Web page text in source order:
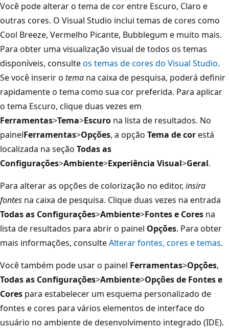
Você pode alterar o tema de cor entre Escuro, Claro e
outras cores. O Visual Studio inclui temas de cores como
Cool Breeze, Vermelho Picante, Bubblegum e muito mais.
Para obter uma visualização visual de todos os temas
disponíveis, consulteos temas de cores do Visual Studio.
Se você inserir o tema na caixa de pesquisa, poderá definir
rapidamente o tema como sua cor preferida. Para aplicar
o tema Escuro, clique duas vezes em
Ferramentas>Tema>Escuro na lista de resultados. No
painelFerramentas>Opções, a opção Tema de corestá
localizada na seção Todas as
Configurações>Ambiente>Experiência Visual>Geral.
Para alterar as opções de colorização no editor, insira
fontes na caixa de pesquisa. Clique duas vezes na entrada
Todas as Configurações>Ambiente>Fontes e Cores na
lista de resultados para abrir o painel Opções. Para obter
mais informações, consulteAlterar fontes, cores e temas.
Você também pode usar o painel Ferramentas>Opções,
Todas as Configurações>Ambiente>Opções de Fontes e
Cores para estabelecer um esquema personalizado de
fontes e cores para vários elementos de interface do
usuário no ambiente de desenvolvimento integrado (IDE).